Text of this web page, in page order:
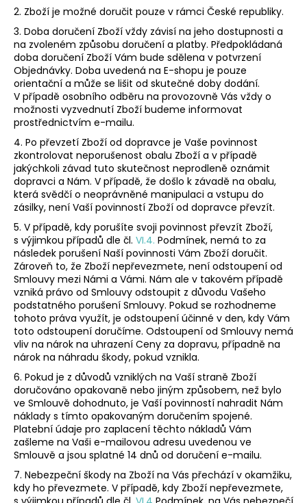
2. Zboží je možné doručit pouze v rámci České republiky.
3. Doba doručení Zboží vždy závisí na jeho dostupnosti a
na zvoleném způsobu doručení a platby. Předpokládaná
doba doručení Zboží Vám bude sdělena v potvrzení
Objednávky. Doba uvedená na E-shopu je pouze
orientační a může se lišit od skutečné doby dodání.
V případě osobního odběru na provozovně Vás vždy o
možnosti vyzvednutí Zboží budeme informovat
prostřednictvím e-mailu.
4. Po převzetí Zboží od dopravce je Vaše povinnost
zkontrolovat neporušenost obalu Zboží a v případě
jakýchkoli závad tuto skutečnost neprodleně oznámit
dopravci a Nám. V případě, že došlo k závadě na obalu,
která svědčí o neoprávněné manipulaci a vstupu do
zásilky, není Vaší povinností Zboží od dopravce převzít.
5. V případě, kdy porušíte svoji povinnost převzít Zboží,
s výjimkou případů dle čl. VI.4. Podmínek, nemá to za
následek porušení Naší povinnosti Vám Zboží doručit.
Zároveň to, že Zboží nepřevezmete, není odstoupení od
Smlouvy mezi Námi a Vámi. Nám ale v takovém případě
vzniká právo od Smlouvy odstoupit z důvodu Vašeho
podstatného porušení Smlouvy. Pokud se rozhodneme
tohoto práva využít, je odstoupení účinné v den, kdy Vám
toto odstoupení doručíme. Odstoupení od Smlouvy nemá
vliv na nárok na uhrazení Ceny za dopravu, případně na
nárok na náhradu škody, pokud vznikla.
6. Pokud je z důvodů vzniklých na Vaší straně Zboží
doručováno opakovaně nebo jiným způsobem, než bylo
ve Smlouvě dohodnuto, je Vaší povinností nahradit Nám
náklady s tímto opakovaným doručením spojené.
Platební údaje pro zaplacení těchto nákladů Vám
zašleme na Vaši e-mailovou adresu uvedenou ve
Smlouvě a jsou splatné 14 dnů od doručení e-mailu.
7. Nebezpeční škody na Zboží na Vás přechází v okamžiku,
kdy ho převezmete. V případě, kdy Zboží nepřevezmete,